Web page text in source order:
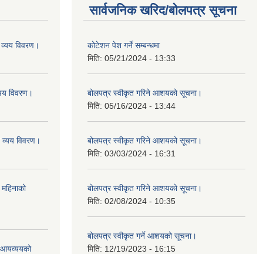
विवरण।
विवरण।
विवरण।
आयव्ययको
सार्वजनिक खरिद/बोलपत्र सूचना
कोटेशन पेश गर्ने सम्बन्धमा
मिति: 05/21/2024 - 13:33
बोलपत्र स्वीकृत गरिने आशयको सूचना।
मिति: 05/16/2024 - 13:44
बोलपत्र स्वीकृत गरिने आशयको सूचना।
मिति: 03/03/2024 - 16:31
बोलपत्र स्वीकृत गरिने आशयको सूचना।
मिति: 02/08/2024 - 10:35
बोलपत्र स्वीकृत गर्ने आशयको सूचना।
मिति: 12/19/2023 - 16:15